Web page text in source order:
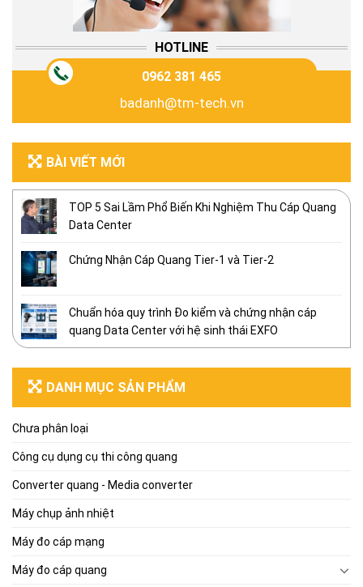
HOTLINE
0962 381 465
badanh@tm-tech.vn
BÀI VIẾT MỚI
TOP 5 Sai Lầm Phổ Biến Khi Nghiệm Thu Cáp Quang
Data Center
Chứng Nhận Cáp Quang Tier-1 và Tier-2
Chuẩn hóa quy trình Đo kiểm và chứng nhận cáp
quang Data Center với hệ sinh thái EXFO
DANH MỤC SẢN PHẨM
Chưa phân loại
Công cụ dụng cụ thi công quang
Converter quang - Media converter
Máy chụp ảnh nhiệt
Máy đo cáp mạng
Máy đo cáp quang